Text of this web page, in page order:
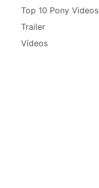
Top 10 Pony Videos
Trailer
Vídeos